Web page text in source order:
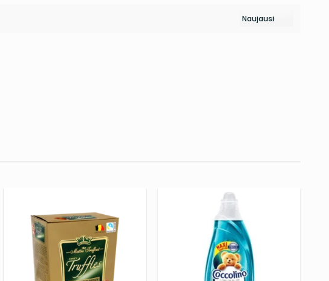
PRIDĖTI
Į NORŲ
SĄRAŠĄ